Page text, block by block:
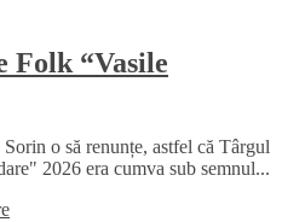
Folk “Vasile
o să renunțe, astfel că Târgul
2026 era cumva sub semnul...